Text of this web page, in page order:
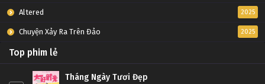
Altered 2025
Chuyện Xảy Ra Trên Đảo 2025
Top phim lẻ
Tháng Ngày Tươi Đẹp